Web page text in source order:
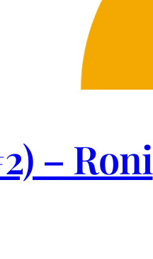
– Roni